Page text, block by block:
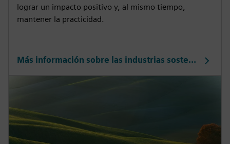
lograr un impacto positivo y, al mismo tiempo,
mantener la practicidad.
Más información sobre las industrias sostenibles